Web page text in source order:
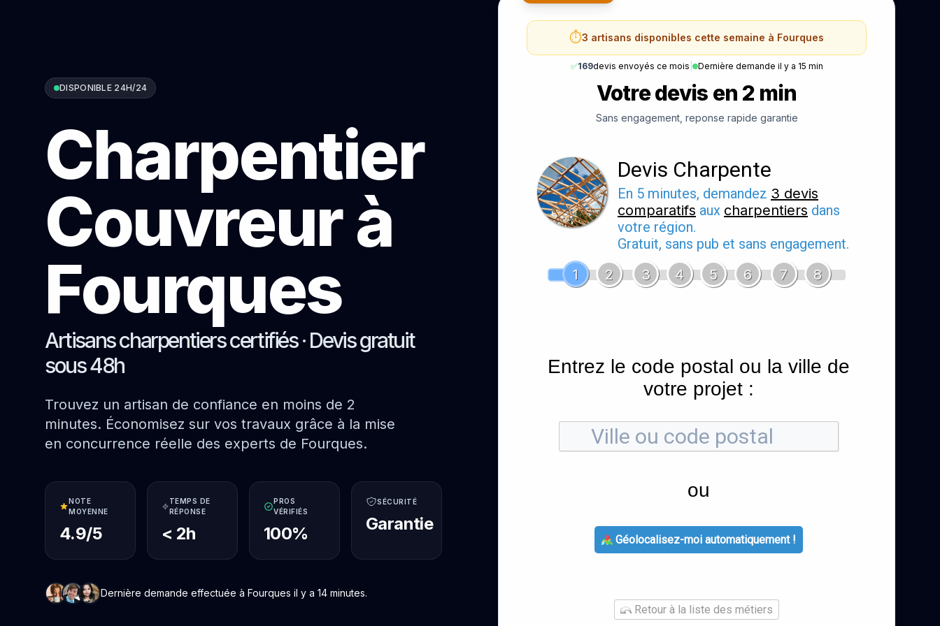
DISPONIBLE 24H/24
Charpentier
Couvreur à
Fourques
Artisans charpentiers certifiés · Devis gratuit
sous 48h
Trouvez un artisan de confiance en moins de 2
minutes. Économisez sur vos travaux grâce à la mise
en concurrence réelle des experts de Fourques.
NOTE
MOYENNE
4.9/5
TEMPS DE
RÉPONSE
< 2h
PROS
VÉRIFIÉS
100%
SÉCURITÉ
Garantie
Dernière demande effectuée à Fourques il y a 14 minutes.
⏱️3 artisans disponibles cette semaine à Fourques
✅169devis envoyés ce mois Dernière demande il y a 15 min
Votre devis en 2 min
Sans engagement, reponse rapide garantie
Devis Charpente
En 5 minutes, demandez 3 devis
comparatifs aux charpentiers dans
votre région.
Gratuit, sans pub et sans engagement.
1
2 3 4 5 6 7 8
Entrez le code postal ou la ville de
votre projet :
ou
Géolocalisez-moi automatiquement !
Retour à la liste des métiers